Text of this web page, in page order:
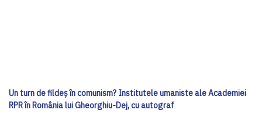
Un turn de fildeș în comunism? Institutele umaniste ale Academiei
RPR în România lui Gheorghiu-Dej, cu autograf